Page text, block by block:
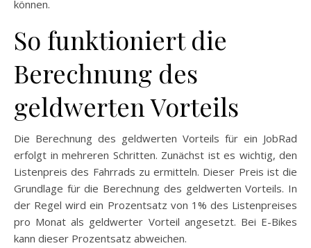
können.
So funktioniert die
Berechnung des
geldwerten Vorteils
Die Berechnung des geldwerten Vorteils für ein JobRad
erfolgt in mehreren Schritten. Zunächst ist es wichtig, den
Listenpreis des Fahrrads zu ermitteln. Dieser Preis ist die
Grundlage für die Berechnung des geldwerten Vorteils. In
der Regel wird ein Prozentsatz von 1% des Listenpreises
pro Monat als geldwerter Vorteil angesetzt. Bei E-Bikes
kann dieser Prozentsatz abweichen.